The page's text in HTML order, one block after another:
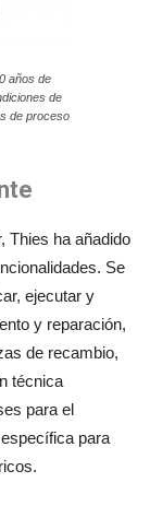
años de
de
de proceso
Thies ha añadido
Se
ejecutar y
y reparación,
de recambio,
técnica
para el
para